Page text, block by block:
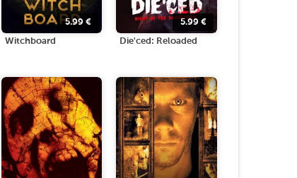
5.99 €
Witchboard
5.99€
Die'ced: Reloaded